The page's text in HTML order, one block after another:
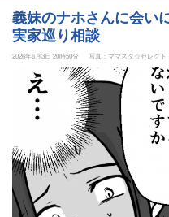
義妹のナホさんに会い
実家巡り相談
2026年6月3日 20時50分 写真：ママスタ☆セレクト